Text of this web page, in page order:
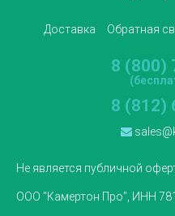
Доставка Обратная
8 (800)
8 (812)
Не является публичной
ООО "Камертон Про", ИНН